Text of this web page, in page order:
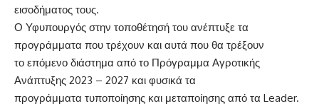
εισοδήματος τους.
Ο Υφυπουργός στην τοποθέτησή του ανέπτυξε τα
προγράμματα που τρέχουν και αυτά που θα τρέξουν
το επόμενο διάστημα από το Πρόγραμμα Αγροτικής
Ανάπτυξης 2023 – 2027 και φυσικά τα
προγράμματα τυποποίησης και μεταποίησης από τα Leader.